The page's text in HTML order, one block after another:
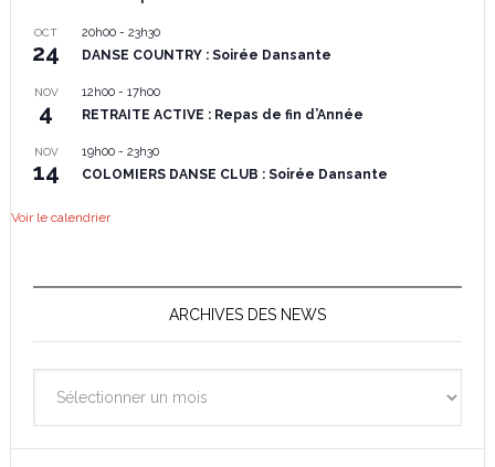
OCT
24
20h00- 23h30
DANSE COUNTRY : Soirée Dansante
NOV
4
12h00- 17h00
RETRAITE ACTIVE : Repas de fin d’Année
NOV
14
19h00- 23h30
COLOMIERS DANSE CLUB : Soirée Dansante
Voir le calendrier
ARCHIVES DES NEWS
des
News